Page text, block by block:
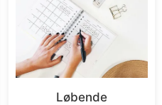
Løbende